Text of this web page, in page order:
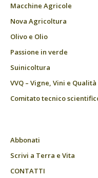
Macchine Agricole
Nova Agricoltura
Olivo e Olio
Passione in verde
Suinicoltura
VVQ – Vigne, Vini e Qualità
Comitato tecnico
Abbonati
Scrivi a Terra e Vita
CONTATTI